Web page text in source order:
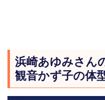
浜崎あゆみさん
観音かず子の体